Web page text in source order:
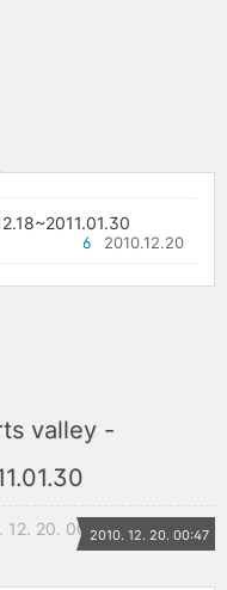
2010.12.20
6
valley -
12. 20. 00:472010. 12. 20. 00:47